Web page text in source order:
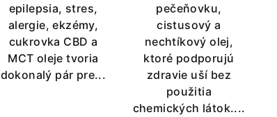
epilepsia, stres,
alergie, ekzémy,
cukrovka CBD a
MCT oleje tvoria
dokonalý pár pre...
pečeňovku,
cistusový a
nechtíkový olej,
ktoré podporujú
zdravie uší bez
použitia
chemických látok....